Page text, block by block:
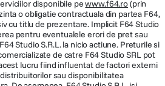
disponibile pewww.f64.ro(prin
o obligatie contractuala din partea F64,
cu titlu de prezentare. Implicit F64 Studio
pentru eventualele erori de pret sau
Studio S.R.L. la nicio actiune. Preturile si
de catre F64 Studio SRL pot
lucru fiind influentat de factori externi
sau disponibilitatea